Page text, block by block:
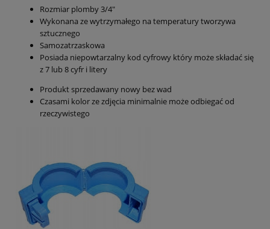
Rozmiar plomby 3/4"
Wykonana ze wytrzymałego na temperatury tworzywa
sztucznego
Samozatrzaskowa
Posiada niepowtarzalny kod cyfrowy który może składać się
z 7 lub 8 cyfr i litery
Produkt sprzedawany nowy bez wad
Czasami kolor ze zdjęcia minimalnie może odbiegać od
rzeczywistego